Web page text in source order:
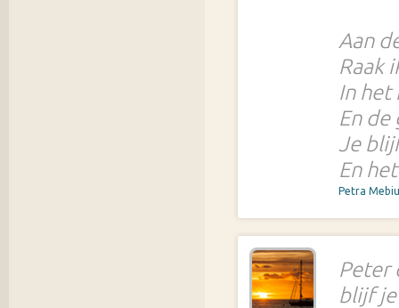
Aan
Raak
In het
En de
Je
En
Petra
Peter
blijf